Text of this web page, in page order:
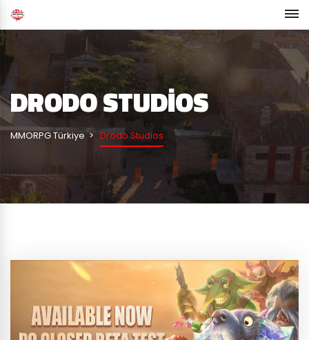
DRODO STUDIOS
MMORPG Türkiye Drodo Studios